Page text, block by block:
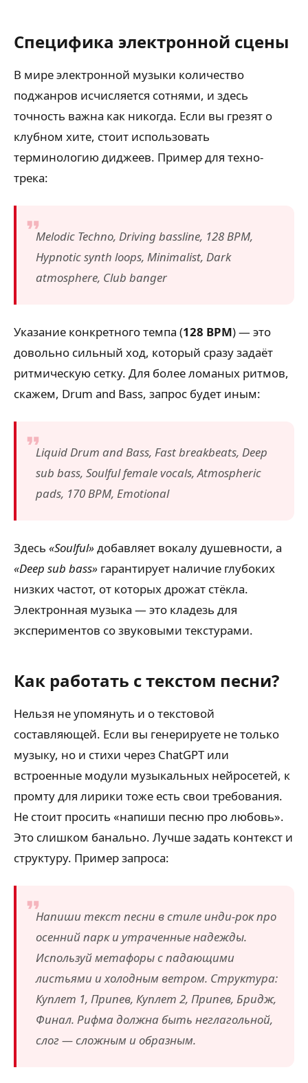
Специфика электронной сцены
В мире электронной музыки количество
поджанров исчисляется сотнями, и здесь
точность важна как никогда. Если вы грезят о
клубном хите, стоит использовать
терминологию диджеев. Пример для техно-
трека:
Melodic Techno, Driving bassline, 128 BPM,
Hypnotic synth loops, Minimalist, Dark
atmosphere, Club banger
Указание конкретного темпа (128 BPM) — это
довольно сильный ход, который сразу задаёт
ритмическую сетку. Для более ломаных ритмов,
скажем, Drum and Bass, запрос будет иным:
Liquid Drum and Bass, Fast breakbeats, Deep
sub bass, Soulful female vocals, Atmospheric
pads, 170 BPM, Emotional
Здесь «Soulful»добавляет вокалу душевности, а
«Deep sub bass» гарантирует наличие глубоких
низких частот, от которых дрожат стёкла.
Электронная музыка — это кладезь для
экспериментов со звуковыми текстурами.
Как работать с текстом песни?
Нельзя не упомянуть и о текстовой
составляющей. Если вы генерируете не только
музыку, но и стихи через ChatGPT или
встроенные модули музыкальных нейросетей, к
промту для лирики тоже есть свои требования.
Не стоит просить «напиши песню про любовь».
Это слишком банально. Лучше задать контекст и
структуру. Пример запроса:
Напиши текст песни в стиле инди-рок про
осенний парк и утраченные надежды.
Используй метафоры с падающими
листьями и холодным ветром. Структура:
Куплет 1, Припев, Куплет 2, Припев, Бридж,
Финал. Рифма должна быть неглагольной,
слог — сложным и образным.